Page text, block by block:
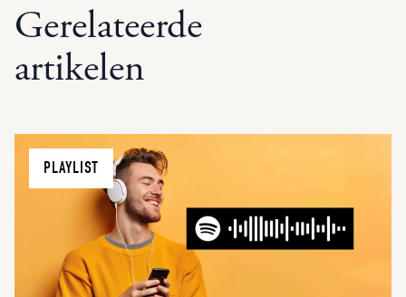
Gerelateerde
artikelen
PLAYLIST